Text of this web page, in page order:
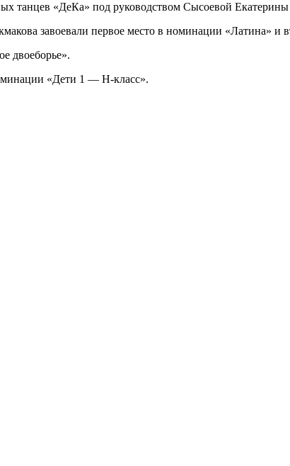
танцев «ДеКа» под руководством Сысоевой
завоевали первое место в номинации «Латина» и
двоеборье».
«Дети 1 — Н-класс».